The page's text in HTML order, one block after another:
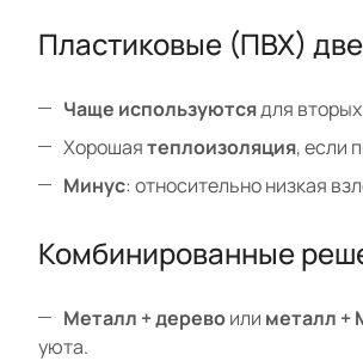
Пластиковые (ПВХ)
Чаще используютсядля
Хорошаятеплоизоляция, если
Минус: относительно низкая
Комбинированные
Металл + деревоили металл +
уюта.